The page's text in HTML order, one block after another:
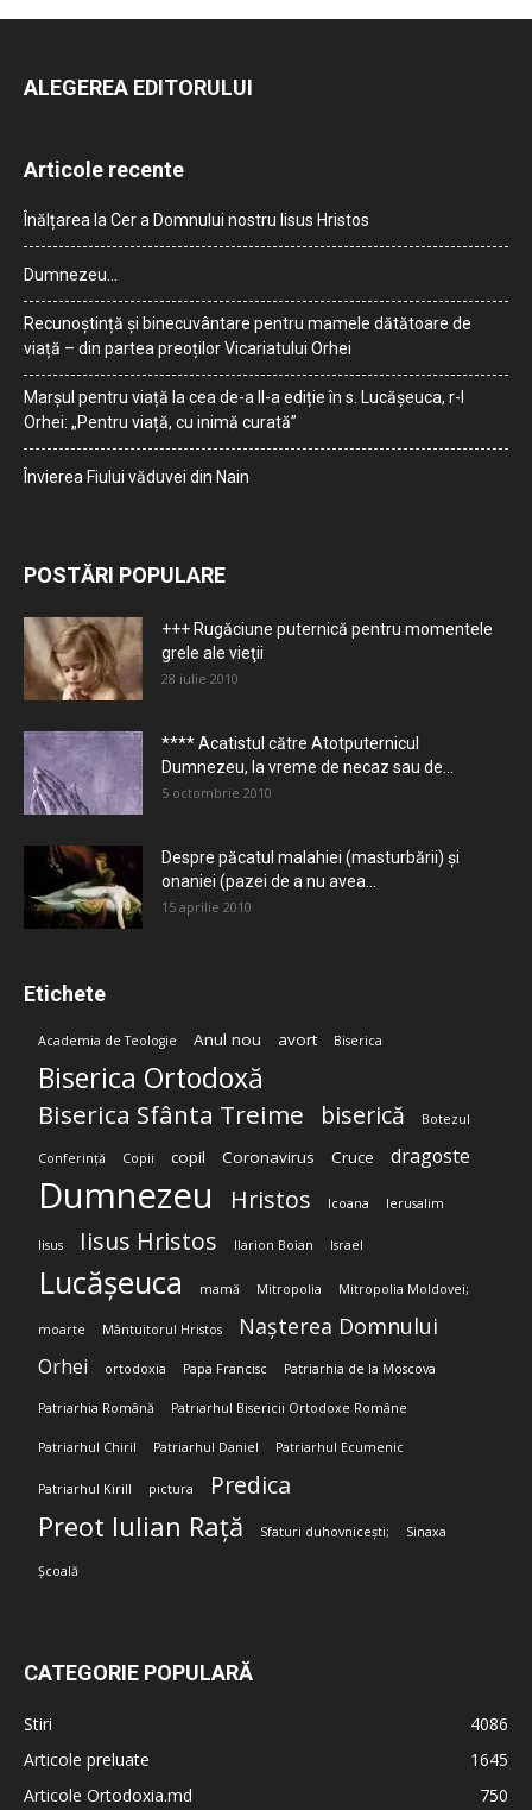
ALEGEREA EDITORULUI
Articole recente
Înălțarea la Cer a Domnului nostru Iisus Hristos
Dumnezeu…
Recunoștință și binecuvântare pentru mamele dătătoare de
viață – din partea preoților Vicariatului Orhei
Marșul pentru viață la cea de-a II-a ediție în s. Lucășeuca, r-l
Orhei: „Pentru viață, cu inimă curată”
Învierea Fiului văduvei din Nain
POSTĂRI POPULARE
+++ Rugăciune puternică pentru momentele
grele ale vieţii
28 iulie 2010
**** Acatistul către Atotputernicul
Dumnezeu, la vreme de necaz sau de...
5 octombrie 2010
Despre păcatul malahiei (masturbării) şi
onaniei (pazei de a nu avea...
15 aprilie 2010
Etichete
Academia de Teologie Anul nou avort Biserica
Biserica Ortodoxă
Biserica Sfânta Treime biserică Botezul
Conferință Copii copil Coronavirus Cruce dragoste
Dumnezeu Hristos Icoana Ierusalim
Iisus Iisus Hristos Ilarion Boian Israel
Lucășeuca mamă Mitropolia Mitropolia Moldovei;
moarte Mântuitorul Hristos Nașterea Domnului
Orhei ortodoxia Papa Francisc Patriarhia de la Moscova
Patriarhia Română Patriarhul Bisericii Ortodoxe Române
Patriarhul Chiril Patriarhul Daniel Patriarhul Ecumenic
Patriarhul Kirill pictura Predica
Preot Iulian Rață Sfaturi duhovnicești; Sinaxa
Școală
CATEGORIE POPULARĂ
Stiri
4086
Articole preluate
1645
Articole Ortodoxia.md
750